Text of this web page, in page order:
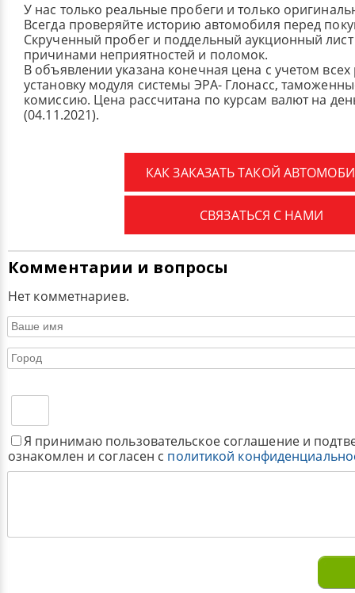
У нас только реальные пробеги и только
Всегда проверяйте историю автомобиля перед
Скрученный пробег и поддельный аукционный лист
причинами неприятностей и поломок.
В объявлении указана конечная цена с учетом
установку модуля системы ЭРА- Глонасс,
комиссию. Цена рассчитана по курсам валют на
(04.11.2021).
КАК ЗАКАЗАТЬ ТАКОЙ
СВЯЗАТЬСЯ С НАМИ
Комментарии и вопросы
Нет комметнариев.
Я принимаю пользовательское соглашение и
ознакомлен и согласен с политикой